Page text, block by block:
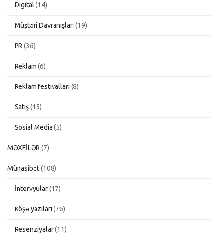
Digital (14)
Müştəri Davranışları (19)
PR (36)
Reklam (6)
Reklam festivalları (8)
Satış(15)
Sosial Media (5)
MƏXFİLƏR (7)
Münasibət(108)
İntervyular(17)
Köşə yazıları (76)
Resenziyalar(11)